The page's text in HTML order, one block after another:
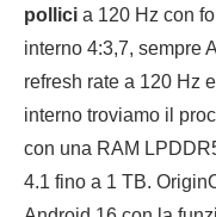
pollici a 120 Hz con
interno 4:3,7, sempre
refresh rate a 120 Hz
interno troviamo il
con una RAM
4.1 fino a 1 TB.